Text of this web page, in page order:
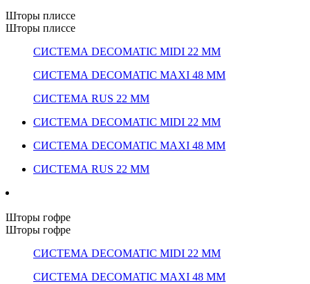
Шторы плиссе
Шторы плиссе
СИСТЕМА DECOMATIC MIDI 22 ММ
СИСТЕМА DECOMATIC MAXI 48 ММ
СИСТЕМА RUS 22 ММ
СИСТЕМА DECOMATIC MIDI 22 ММ
СИСТЕМА DECOMATIC MAXI 48 ММ
СИСТЕМА RUS 22 ММ
Шторы гофре
Шторы гофре
СИСТЕМА DECOMATIC MIDI 22 ММ
СИСТЕМА DECOMATIC MAXI 48 ММ